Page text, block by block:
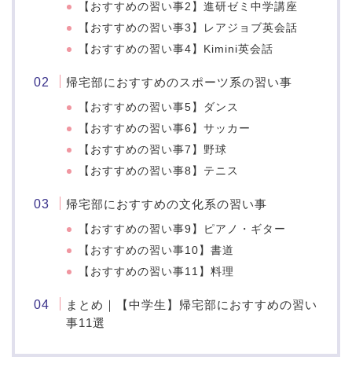
【おすすめの習い事2】進研ゼミ中学講座
【おすすめの習い事3】レアジョブ英会話
【おすすめの習い事4】Kimini英会話
帰宅部におすすめのスポーツ系の習い事
【おすすめの習い事5】ダンス
【おすすめの習い事6】サッカー
【おすすめの習い事7】野球
【おすすめの習い事8】テニス
帰宅部におすすめの文化系の習い事
【おすすめの習い事9】ピアノ・ギター
【おすすめの習い事10】書道
【おすすめの習い事11】料理
まとめ｜【中学生】帰宅部におすすめの習い
事11選